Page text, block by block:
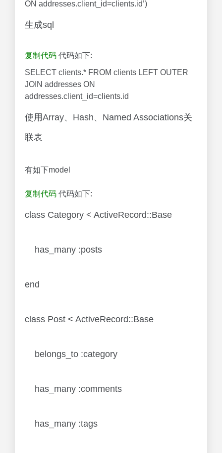
ON addresses.client_id=clients.id’)
生成sql
复制代码 代码如下:
SELECT clients.* FROM clients LEFT OUTER
JOIN addresses ON
addresses.client_id=clients.id
使用Array、Hash、Named Associations关
联表
有如下model
复制代码 代码如下:
class Category < ActiveRecord::Base
has_many :posts
end
class Post < ActiveRecord::Base
belongs_to :category
has_many :comments
has_many :tags